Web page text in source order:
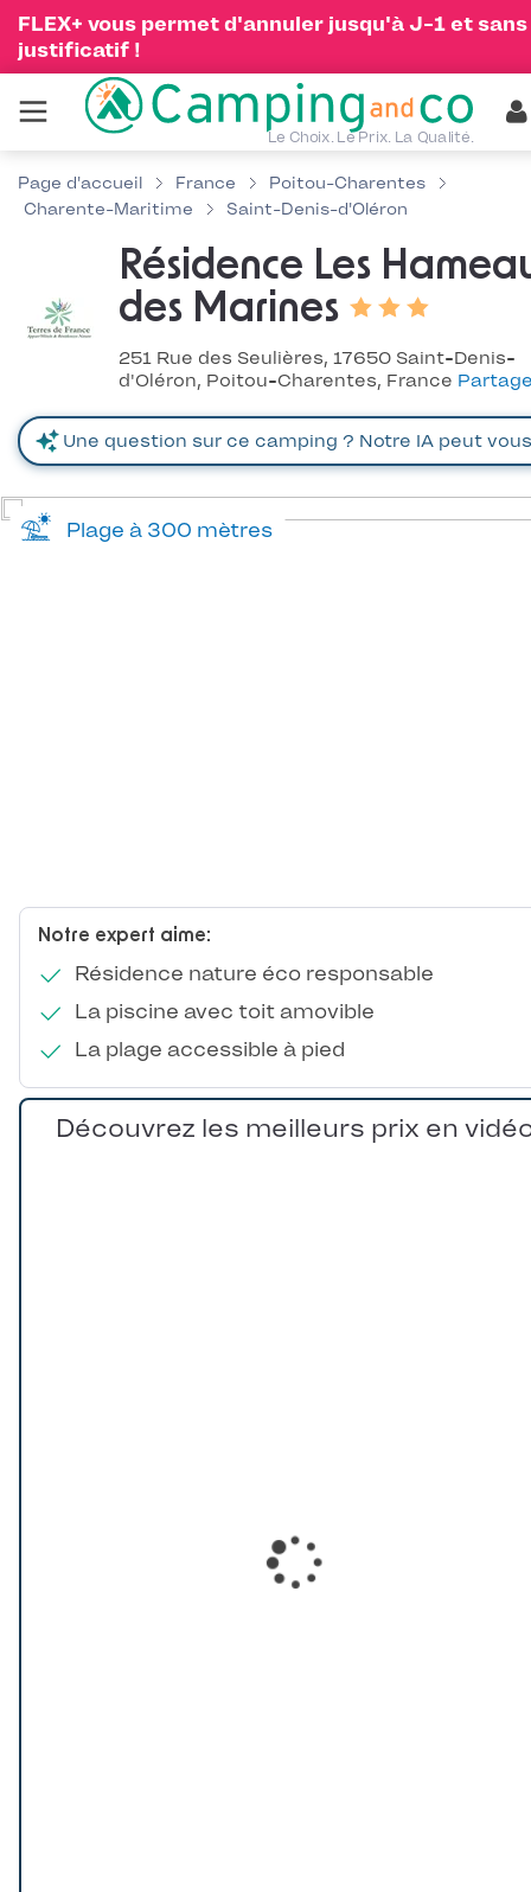
FLEX+ vous permet d'annuler jusqu'à J-1 et sans
justificatif !
Le Choix. Le Prix. La Qualité.
Page d'accueil France
Poitou-Charentes
Charente-Maritime
Saint-Denis-d'Oléron
Résidence Les
des Marines
251 Rue des Seulières, 17650 Saint-Denis-
d'Oléron, Poitou-Charentes, France
Notre expert aime:
Résidence nature éco responsable
La piscine avec toit amovible
La plage accessible à pied
Plage à 300 mètres
Découvrez les meilleurs prix en